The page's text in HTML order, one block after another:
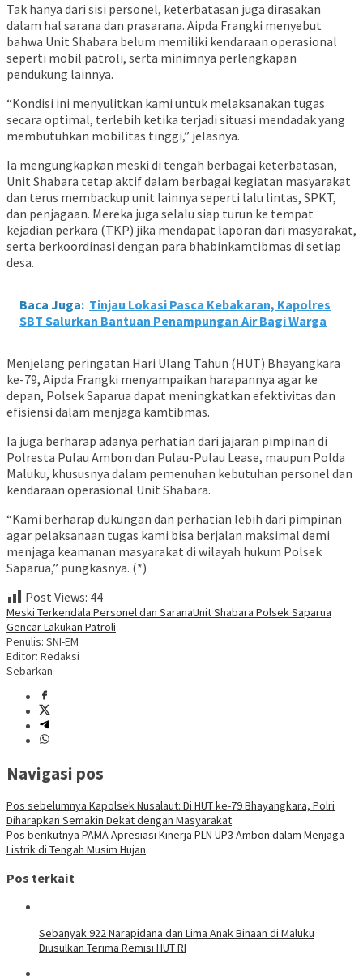
Tak hanya dari sisi personel, keterbatasan juga dirasakan
dalam hal sarana dan prasarana. Aipda Frangki menyebut
bahwa Unit Shabara belum memiliki kendaraan operasional
seperti mobil patroli, serta minimnya perlengkapan
pendukung lainnya.
“Kondisi ini menyulitkan kami untuk melaksanakan tugas
secara optimal, terlebih ketika terjadi situasi mendadak yang
membutuhkan mobilitas tinggi,” jelasnya.
Ia mengungkapkan meski di tengah berbagai keterbatasan,
Unit Shabara tetap aktif dalam berbagai kegiatan masyarakat
dan terus membackup unit lainnya seperti lalu lintas, SPKT,
dan penjagaan. Mereka juga selalu siap turun ke tempat
kejadian perkara (TKP) jika mendapat laporan dari masyarakat,
serta berkoordinasi dengan para bhabinkamtibmas di setiap
desa.
Baca Juga: Tinjau Lokasi Pasca Kebakaran, Kapolres
SBT Salurkan Bantuan Penampungan Air Bagi Warga
Menjelang peringatan Hari Ulang Tahun (HUT) Bhayangkara
ke-79, Aipda Frangki menyampaikan harapannya agar ke
depan, Polsek Saparua dapat meningkatkan efektivitas dan
efisiensi dalam menjaga kamtibmas.
Ia juga berharap adanya perhatian dari jajaran pimpinan di
Polresta Pulau Ambon dan Pulau-Pulau Lease, maupun Polda
Maluku, khususnya dalam pemenuhan kebutuhan personel dan
kendaraan operasional Unit Shabara.
“Kami berharap dukungan dan perhatian lebih dari pimpinan
agar pelaksanaan tugas kami bisa berjalan maksimal demi
menjaga keamanan masyarakat di wilayah hukum Polsek
Saparua,” pungkasnya. (*)
Post Views: 44
Meski Terkendala Personel dan SaranaUnit Shabara Polsek Saparua
Gencar Lakukan Patroli
Penulis: SNI-EM
Editor: Redaksi
Sebarkan
Navigasi pos
Pos sebelumnya Kapolsek Nusalaut: Di HUT ke-79 Bhayangkara, Polri
Diharapkan Semakin Dekat dengan Masyarakat
Pos berikutnya PAMA Apresiasi Kinerja PLN UP3 Ambon dalam Menjaga
Listrik di Tengah Musim Hujan
Pos terkait
Sebanyak 922 Narapidana dan Lima Anak Binaan di Maluku
Diusulkan Terima Remisi HUT RI